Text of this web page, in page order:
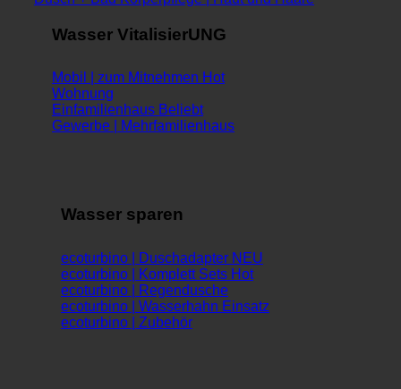
Wasser VitalisierUNG
Mobil | zum Mitnehmen
Wohnung
Einfamilienhaus
Gewerbe | Mehrfamilienhaus
Wasser sparen
ecoturbino | Duschadapter
ecoturbino | Komplett Sets
ecoturbino | Regendusche
ecoturbino | Wasserhahn Einsatz
ecoturbino | Zubehör